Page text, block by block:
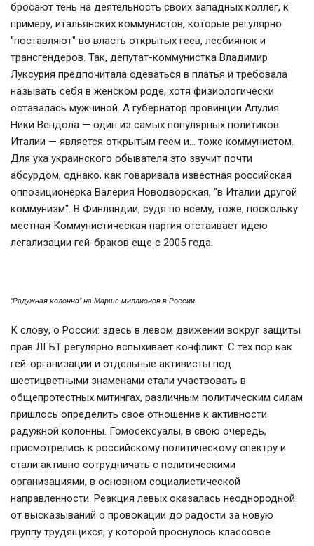
бросают тень на деятельность своих западных коллег, к
примеру, итальянских коммунистов, которые регулярно
"поставляют" во власть открытых геев, лесбиянок и
трансгендеров. Так, депутат-коммунистка Владимир
Луксурия предпочитала одеваться в платья и требовала
называть себя в женском роде, хотя физиологически
оставалась мужчиной. А губернатор провинции Апулия
Ники Вендола — один из самых популярных политиков
Италии — является открытым геем и… тоже коммунистом.
Для уха украинского обывателя это звучит почти
абсурдом, однако, как говаривала известная российская
оппозиционерка Валерия Новодворская, "в Италии другой
коммунизм". В Финляндии, судя по всему, тоже, поскольку
местная Коммунистическая партия отстаивает идею
легализации гей-браков еще с 2005 года.
"Радужная колонна" на Марше миллионов в России
К слову, о России: здесь в левом движении вокруг защиты
прав ЛГБТ регулярно вспыхивает конфликт. С тех пор как
гей-организации и отдельные активисты под
шестицветными знаменами стали участвовать в
общепротестных митингах, различным политическим силам
пришлось определить свое отношение к активности
радужной колонны. Гомосексуалы, в свою очередь,
присмотрелись к российскому политическому спектру и
стали активно сотрудничать с политическими
организациями, в основном социалистической
направленности. Реакция левых оказалась неоднородной:
от высказываний о провокации до радости за новую
группу трудящихся, у которой проснулось классовое